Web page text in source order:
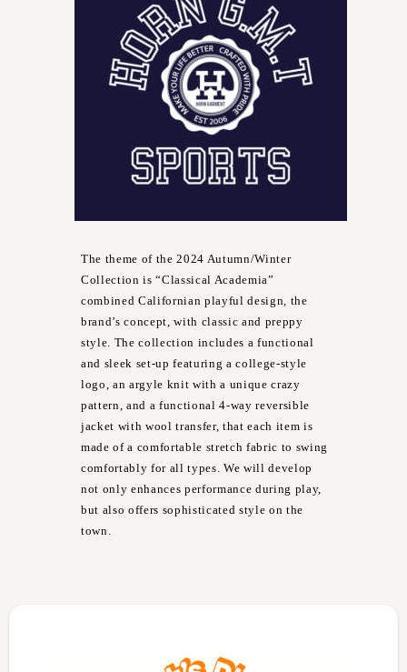
The theme of the 2024 Autumn/Winter
Collection is “Classical Academia”
combined Californian playful design, the
brand’s concept, with classic and preppy
style. The collection includes a functional
and sleek set-up featuring a college-style
logo, an argyle knit with a unique crazy
pattern, and a functional 4-way reversible
jacket with wool transfer, that each item is
made of a comfortable stretch fabric to swing
comfortably for all types. We will develop
not only enhances performance during play,
but also offers sophisticated style on the
town.